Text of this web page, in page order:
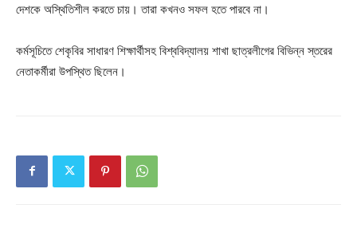
দেশকে অস্থিতিশীল করতে চায়। তারা কখনও সফল হতে পারবে না।
কর্মসূচিতে শেকৃবির সাধারণ শিক্ষার্থীসহ বিশ্ববিদ্যালয় শাখা ছাত্রলীগের বিভিন্ন স্তরের
নেতাকর্মীরা উপস্থিত ছিলেন।